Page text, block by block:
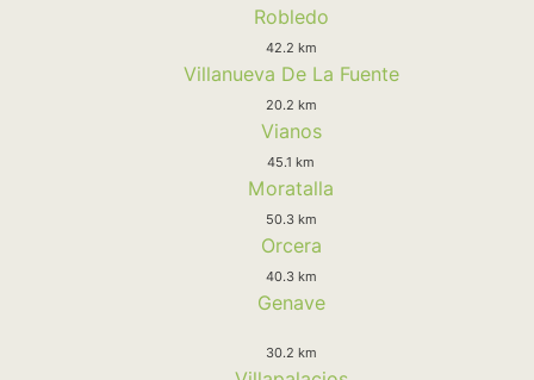
Robledo
42.2 km
Villanueva De La Fuente
20.2 km
Vianos
45.1 km
Moratalla
50.3 km
Orcera
40.3 km
Genave
30.2 km